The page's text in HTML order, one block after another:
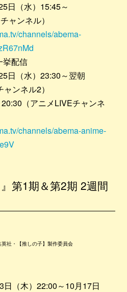
日（水）15:45～
ャンネル）
channels/abema-
挙配信
日（水）23:30～翌朝
ンネル2）
（アニメLIVEチャンネ
channels/abema-anime-
第1期＆第2期 2週間
社・【推しの子】製作委員会
日（木）22:00～10月17日